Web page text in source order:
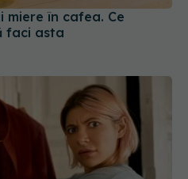
miere în cafea. Ce
faci asta